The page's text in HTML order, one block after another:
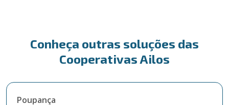
Conheça outras soluções das
Cooperativas Ailos
Poupança